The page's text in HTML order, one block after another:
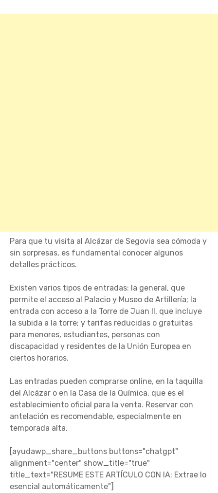
Para que tu visita al Alcázar de Segovia sea cómoda y
sin sorpresas, es fundamental conocer algunos
detalles prácticos.
Existen varios tipos de entradas: la general, que
permite el acceso al Palacio y Museo de Artillería; la
entrada con acceso a la Torre de Juan II, que incluye
la subida a la torre; y tarifas reducidas o gratuitas
para menores, estudiantes, personas con
discapacidad y residentes de la Unión Europea en
ciertos horarios.
Las entradas pueden comprarse online, en la taquilla
del Alcázar o en la Casa de la Química, que es el
establecimiento oficial para la venta. Reservar con
antelación es recomendable, especialmente en
temporada alta.
[ayudawp_share_buttons buttons="chatgpt"
alignment="center" show_title="true"
title_text="RESUME ESTE ARTÍCULO CON IA: Extrae lo
esencial automáticamente"]